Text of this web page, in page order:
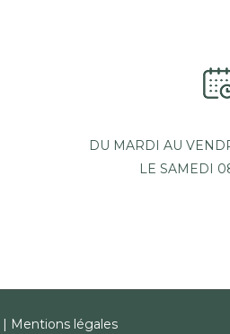
DU MARDI AU
LE SAMEDI
| Mentions légales